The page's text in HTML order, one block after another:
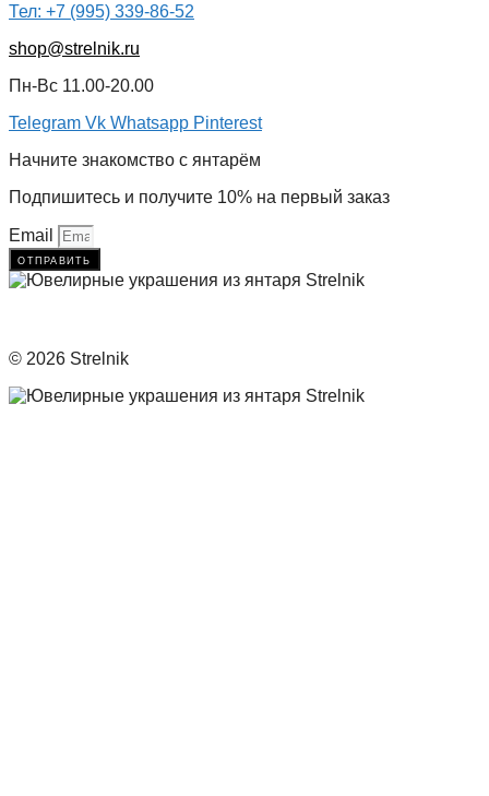
Тел: +7 (995) 339-86-52
shop@strelnik.ru
Пн-Вс 11.00-20.00
Telegram Vk Whatsapp Pinterest
Начните знакомство с янтарём
Подпишитесь и получите 10% на первый заказ
Email
отправить
© 2026 Strelnik